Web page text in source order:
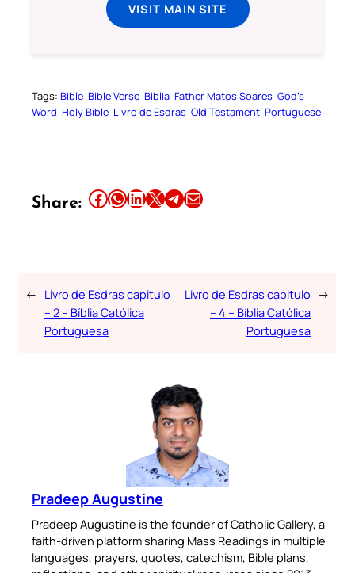
VISIT MAIN SITE
Tags: Bible Bible Verse Biblia Father Matos Soares God’s
Word Holy Bible Livro de Esdras Old Testament Portuguese
Share: Share this article on Facebook Share this article on WhatsApp Share this article on LinkedIn Share this article on X Share this article on TelegramEmail this Article
← Livro de Esdras capitulo
– 2 – Bíblia Católica
Portuguesa
Livro de Esdras capitulo
– 4 – Bíblia Católica
Portuguesa
→
Pradeep Augustine
Pradeep Augustine is the founder of Catholic Gallery, a
faith-driven platform sharing Mass Readings in multiple
languages, prayers, quotes, catechism, Bible plans,